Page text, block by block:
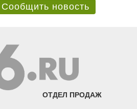
Сообщить новость
ОТДЕЛ ПРОДАЖ